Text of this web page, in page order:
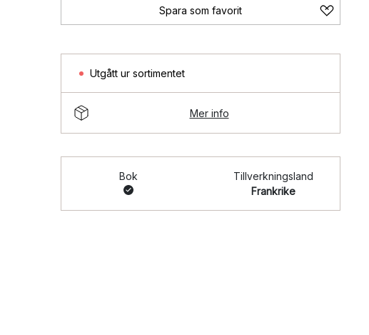
Spara som favorit
Utgått ur sortimentet
Mer info
Bok
Tillverkningsland
Frankrike